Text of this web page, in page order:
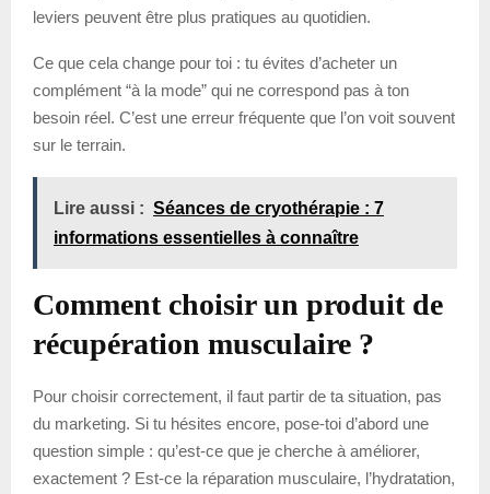
leviers peuvent être plus pratiques au quotidien.
Ce que cela change pour toi : tu évites d’acheter un
complément “à la mode” qui ne correspond pas à ton
besoin réel. C’est une erreur fréquente que l’on voit souvent
sur le terrain.
Lire aussi : Séances de cryothérapie : 7
informations essentielles à connaître
Comment choisir un produit de
récupération musculaire ?
Pour choisir correctement, il faut partir de ta situation, pas
du marketing. Si tu hésites encore, pose-toi d’abord une
question simple : qu’est-ce que je cherche à améliorer,
exactement ? Est-ce la réparation musculaire, l’hydratation,